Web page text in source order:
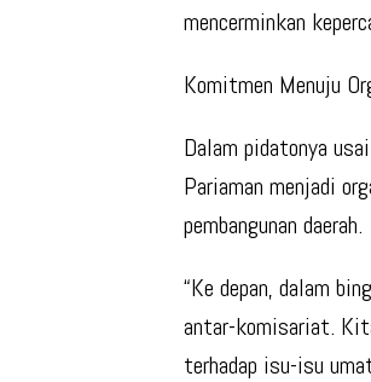
mencerminkan
Komitmen Menuju
Dalam pidatonya
Pariaman menjadi
pembangunan daerah.
“Ke depan, dalam
antar-komisariat.
terhadap isu-isu